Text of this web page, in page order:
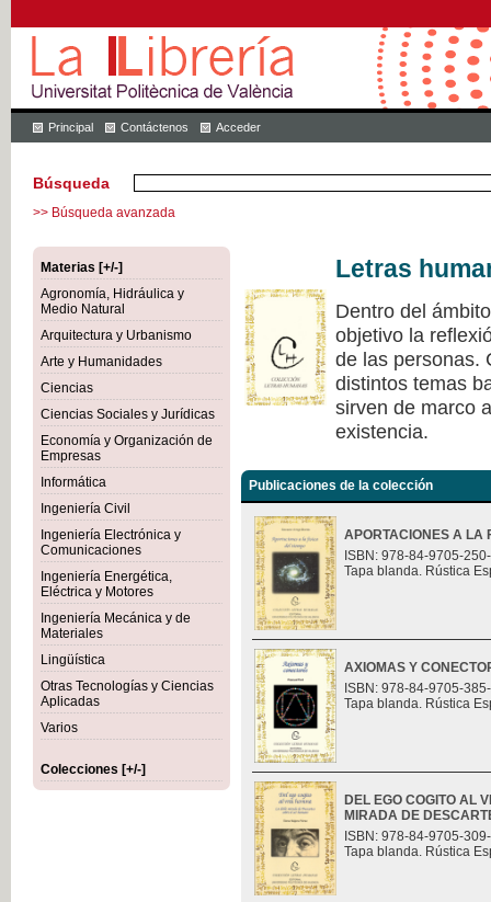
Principal Contáctenos Acceder
Búsqueda
>> Búsqueda avanzada
Materias [+/-]
Agronomía, Hidráulica y
Medio Natural
Arquitectura y Urbanismo
Arte y Humanidades
Ciencias
Ciencias Sociales y Jurídicas
Economía y Organización de
Empresas
Informática
Ingeniería Civil
Ingeniería Electrónica y
Comunicaciones
Ingeniería Energética,
Eléctrica y Motores
Ingeniería Mecánica y de
Materiales
Lingüística
Otras Tecnologías y Ciencias
Aplicadas
Varios
Colecciones [+/-]
Letras
Dentro del
objetivo la
de las personas.
distintos temas
sirven de marco
existencia.
Publicaciones de la colección
APORTACIONES A LA
ISBN: 978-84-9705-
Tapa blanda. Rústica
AXIOMAS Y
ISBN: 978-84-9705-
Tapa blanda. Rústica
DEL EGO COGITO AL
MIRADA DE
ISBN: 978-84-9705-
Tapa blanda. Rústica